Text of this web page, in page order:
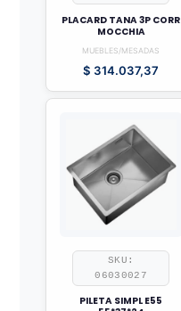
PLACARD TANA 3P CORR
MOCCHIA
MUEBLES/MESADAS
$ 314.037,37
SKU:
06030027
PILETA SIMPL E55